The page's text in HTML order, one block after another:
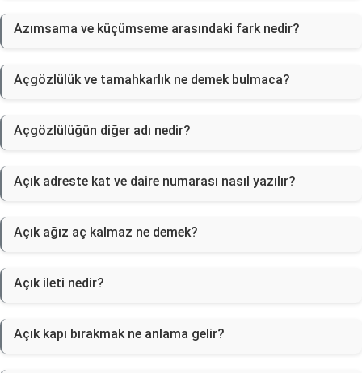
Azımsama ve küçümseme arasındaki fark nedir?
Açgözlülük ve tamahkarlık ne demek bulmaca?
Açgözlülüğün diğer adı nedir?
Açık adreste kat ve daire numarası nasıl yazılır?
Açık ağız aç kalmaz ne demek?
Açık ileti nedir?
Açık kapı bırakmak ne anlama gelir?